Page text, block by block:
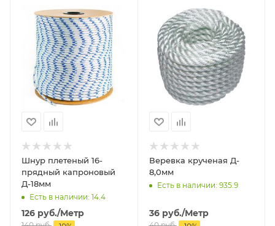
Шнур плетеный 16-
прядный капроновый
Д-18мм
Есть в наличии: 14.4
126 руб./Метр
Веревка крученая Д-
8,0мм
Есть в наличии: 935.9
36руб./Метр